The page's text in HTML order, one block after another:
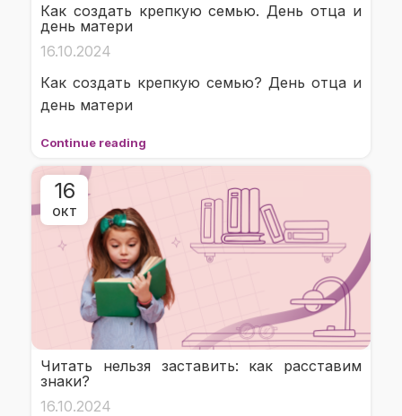
Как создать крепкую семью. День отца и
день матери
16.10.2024
Как создать крепкую семью? День отца и
день матери
Continue reading
16
ОКТ
Читать нельзя заставить: как расставим
знаки?
16.10.2024